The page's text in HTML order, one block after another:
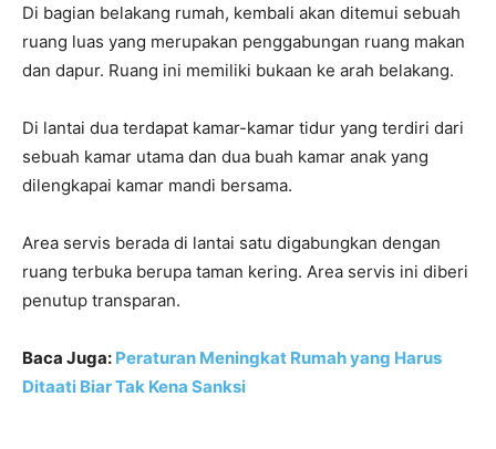
Di bagian belakang rumah, kembali akan ditemui sebuah
ruang luas yang merupakan penggabungan ruang makan
dan dapur. Ruang ini memiliki bukaan ke arah belakang.
Di lantai dua terdapat kamar-kamar tidur yang terdiri dari
sebuah kamar utama dan dua buah kamar anak yang
dilengkapai kamar mandi bersama.
Area servis berada di lantai satu digabungkan dengan
ruang terbuka berupa taman kering. Area servis ini diberi
penutup transparan.
Baca Juga: Peraturan Meningkat Rumah yang Harus
Ditaati Biar Tak Kena Sanksi